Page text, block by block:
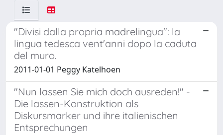
"Divisi dalla propria madrelingua": la
lingua tedesca vent'anni dopo la caduta
del muro.
2011-01-01 Peggy Katelhoen
"Nun lassen Sie mich doch ausreden!" -
Die lassen-Konstruktion als
Diskursmarker und ihre italienischen
Entsprechungen